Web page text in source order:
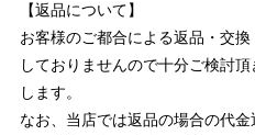
【返品について】
お客様のご都合による返品・交
しておりませんので十分ご検討
します。
なお、当店では返品の場合の代